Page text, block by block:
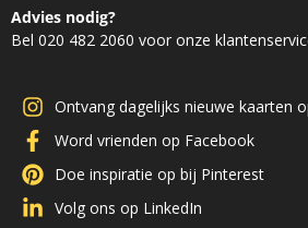
Advies nodig?
Bel 020 482 2060 voor onze
Ontvang dagelijks nieuwe kaarten
Word vrienden op Facebook
Doe inspiratie op bij Pinterest
Volg ons op LinkedIn